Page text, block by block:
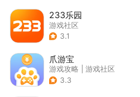
233乐园
游戏社区
3.1
爪游宝
游戏攻略
游戏社区
3.3